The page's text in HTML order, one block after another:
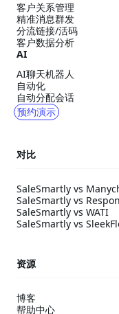
客户关系管理
精准消息群发
分流链接/活码
客户数据分析
AI
AI聊天机器人
自动化
自动分配会话
预约演示
对比
SaleSmartly vs
SaleSmartly vs
SaleSmartly vs WATI
SaleSmartly vs
资源
博客
帮助中心